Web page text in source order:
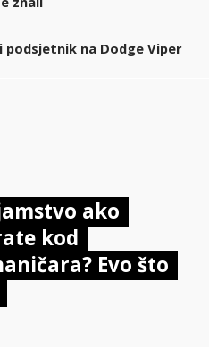
podsjetnik na Dodge Viper
ako
kod
Evo što